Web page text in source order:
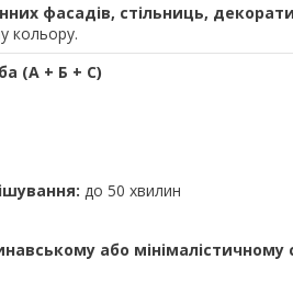
фасадів, стільниць,
кольору.
(А + Б + С)
до 50 хвилин
або мінімалістичному